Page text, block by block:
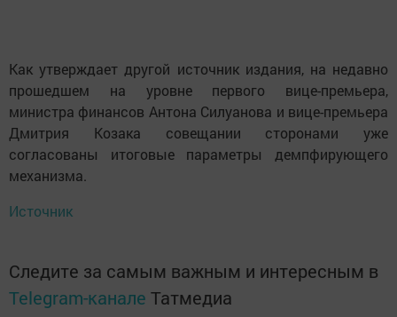
Как утверждает другой источник издания, на недавно
прошедшем на уровне первого вице-премьера,
министра финансов Антона Силуанова и вице-премьера
Дмитрия Козака совещании сторонами уже
согласованы итоговые параметры демпфирующего
механизма.
Источник
Следите за самым важным и интересным в
Telegram-канале Татмедиа